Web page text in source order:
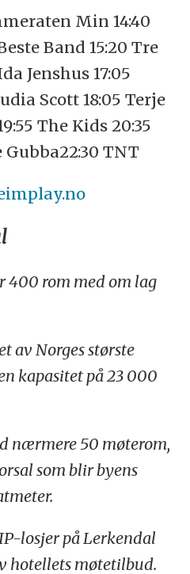
Min 14:40
Band 15:20 Tre
Jenshus 17:05
Scott 18:05 Terje
The Kids 20:35
Gubba22:30 TNT
400 rom med om lag
av Norges største
kapasitet på 23 000
nærmere 50 møterom,
som blir byens
losjer på Lerkendal
hotellets møtetilbud.